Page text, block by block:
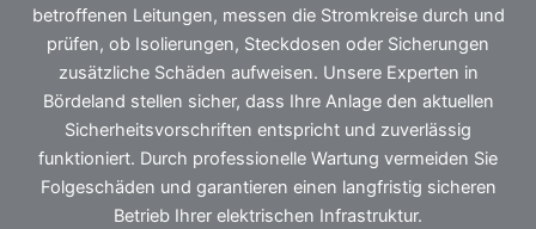
betroffenen Leitungen, messen die Stromkreise durch und
prüfen, ob Isolierungen, Steckdosen oder Sicherungen
zusätzliche Schäden aufweisen. Unsere Experten in
Bördeland stellen sicher, dass Ihre Anlage den aktuellen
Sicherheitsvorschriften entspricht und zuverlässig
funktioniert. Durch professionelle Wartung vermeiden Sie
Folgeschäden und garantieren einen langfristig sicheren
Betrieb Ihrer elektrischen Infrastruktur.